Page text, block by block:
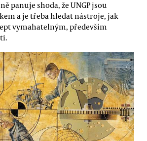
panuje shoda, že UNGP jsou
a je třeba hledat nástroje, jak
vymahatelným, především